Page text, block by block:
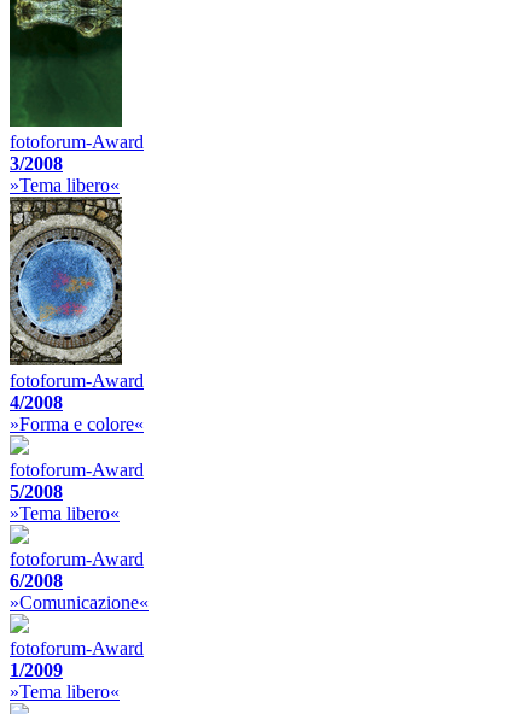
fotoforum-Award
3/2008
»Tema libero«
fotoforum-Award
4/2008
»Forma e colore«
fotoforum-Award
5/2008
»Tema libero«
fotoforum-Award
6/2008
»Comunicazione«
fotoforum-Award
1/2009
»Tema libero«